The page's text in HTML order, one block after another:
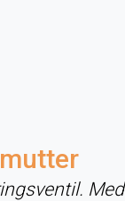
Med